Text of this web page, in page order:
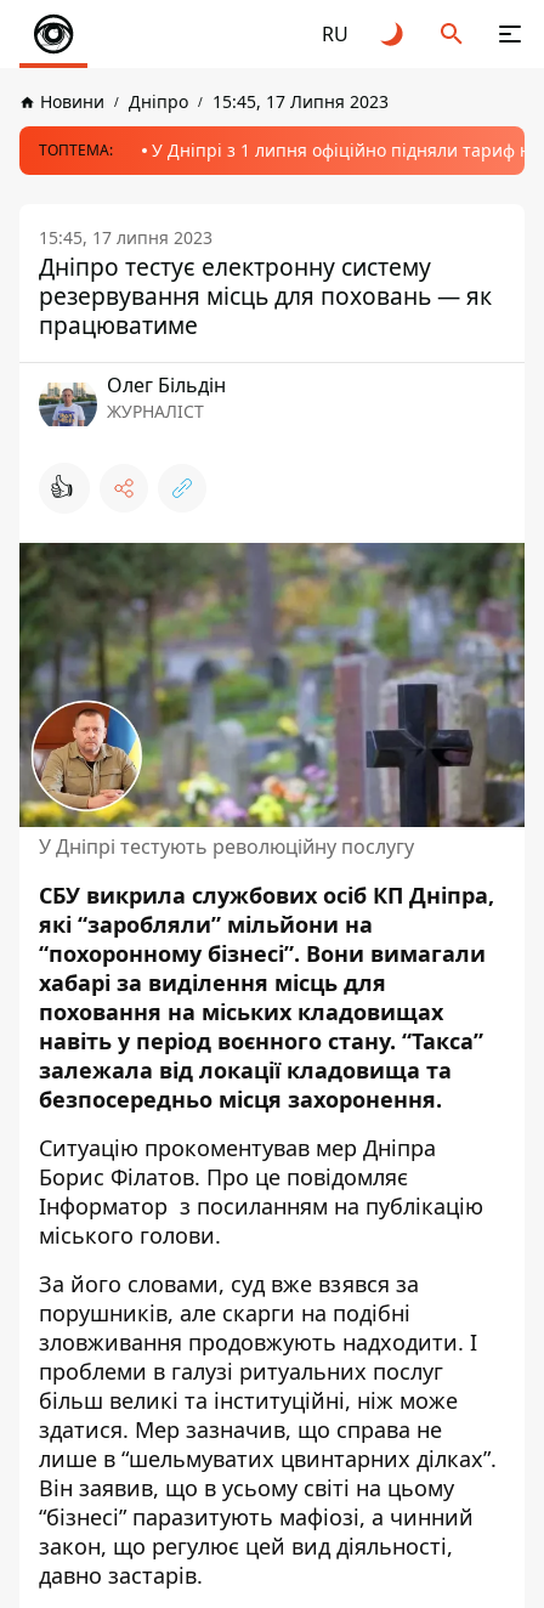
RU
Новини Дніпро 15:45, 17 Липня 2023
ТОПТЕМА: У Дніпрі з 1 липня офіційно підняли тариф
15:45, 17 липня 2023
Дніпро тестує електронну систему
резервування місць для поховань — як
працюватиме
Олег Більдін
ЖУРНАЛІСТ
👍
У Дніпрі тестують революційну послугу
СБУ викрила службових осіб КП Дніпра,
які “заробляли” мільйони на
“похоронному бізнесі”. Вони вимагали
хабарі за виділення місць для
поховання на міських кладовищах
навіть у період воєнного стану. “Такса”
залежала від локації кладовища та
безпосередньо місця захоронення.
Ситуацію прокоментував мер Дніпра
Борис Філатов. Про це повідомляє
Інформатор з посиланням на публікацію
міського голови.
За його словами, суд вже взявся за
порушників, але скарги на подібні
зловживання продовжують надходити. І
проблеми в галузі ритуальних послуг
більш великі та інституційні, ніж може
здатися. Мер зазначив, що справа не
лише в “шельмуватих цвинтарних ділках”.
Він заявив, що в усьому світі на цьому
“бізнесі” паразитують мафіозі, а чинний
закон, що регулює цей вид діяльності,
давно застарів.